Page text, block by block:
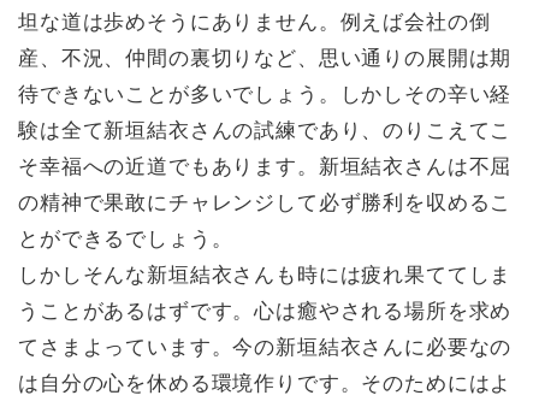
坦な道は歩めそうにありません。例えば会社の倒
産、不況、仲間の裏切りなど、思い通りの展開は期
待できないことが多いでしょう。しかしその辛い経
験は全て新垣結衣さんの試練であり、のりこえてこ
そ幸福への近道でもあります。新垣結衣さんは不屈
の精神で果敢にチャレンジして必ず勝利を収めるこ
とができるでしょう。
しかしそんな新垣結衣さんも時には疲れ果ててしま
うことがあるはずです。心は癒やされる場所を求め
てさまよっています。今の新垣結衣さんに必要なの
は自分の心を休める環境作りです。そのためにはよ